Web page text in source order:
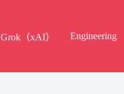
Grok（xAI） Engineering